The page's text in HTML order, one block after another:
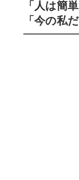
「人は簡
「今の私